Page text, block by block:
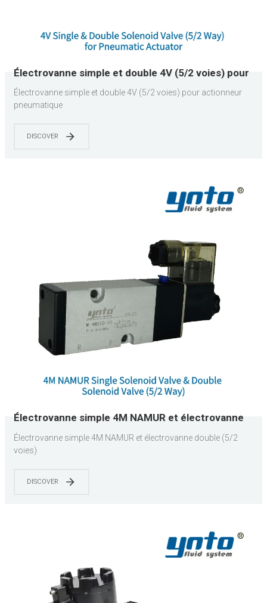
Électrovanne simple et double 4V (5/2 voies) pour
actionneur pneumatique
Électrovanne simple et double 4V (5/2 voies) pour actionneur
pneumatique
DISCOVER
Électrovanne simple 4M NAMUR et électrovanne
double (5/2 voies)
Électrovanne simple 4M NAMUR et électrovanne double (5/2
voies)
DISCOVER